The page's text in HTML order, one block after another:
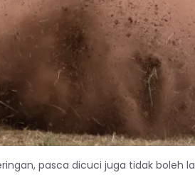
pasca dicuci juga tidak boleh